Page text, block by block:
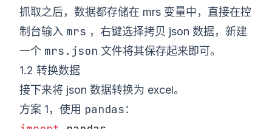
抓取之后，数据都存储在 mrs 变量中，直接在控
制台输入 mrs ，右键选择拷贝 json 数据，新建
一个 mrs.json 文件将其保存起来即可。
1.2 转换数据
接下来将 json 数据转换为 excel。
方案 1，使用 pandas：